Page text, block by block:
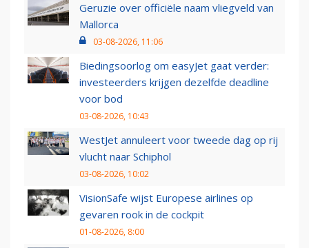
Geruzie over officiële naam vliegveld van
Mallorca
03-08-2026, 11:06
Biedingsoorlog om easyJet gaat verder:
investeerders krijgen dezelfde deadline
voor bod
03-08-2026, 10:43
WestJet annuleert voor tweede dag op rij
vlucht naar Schiphol
03-08-2026, 10:02
VisionSafe wijst Europese airlines op
gevaren rook in de cockpit
01-08-2026, 8:00